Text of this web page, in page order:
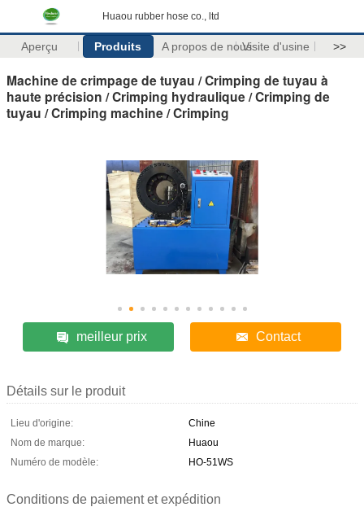
Huaou rubber hose co., ltd
Aperçu Produits A propos de nousVisite d'usine >>
Machine de crimpage de tuyau / Crimping de tuyau à
haute précision / Crimping hydraulique / Crimping de
tuyau / Crimping machine / Crimping
meilleur prix Contact
Détails sur le produit
Lieu d'origine:
Chine
Nom de marque:
Huaou
Numéro de modèle:
HO-51WS
Conditions de paiement et expédition